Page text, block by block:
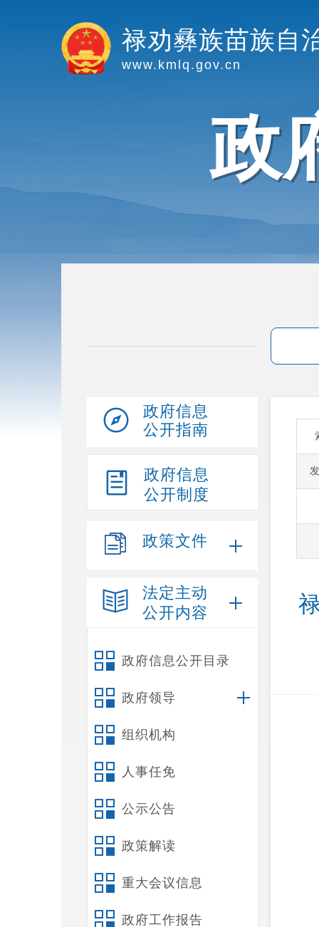
禄劝彝族苗族自
www.kmlq.gov.cn
政
政府信息
公开指南
政府信息
公开制度
政策文件
法定主动
公开内容
政府信息公开目录
政府领导
组织机构
人事任免
公示公告
政策解读
重大会议信息
政府工作报告